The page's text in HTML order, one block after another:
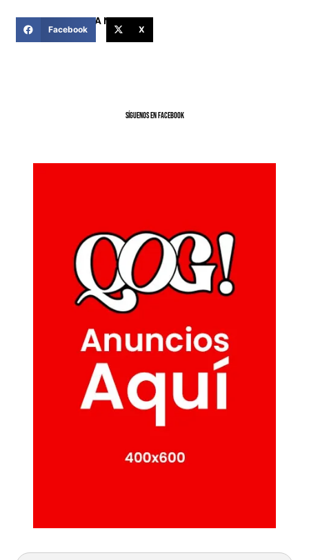
COMPARTIR ESTA NOTICIA
Facebook X
SíGUENOS EN FACEBOOK